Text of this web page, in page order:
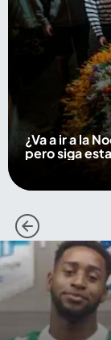
¿Va a ir a la
pero siga